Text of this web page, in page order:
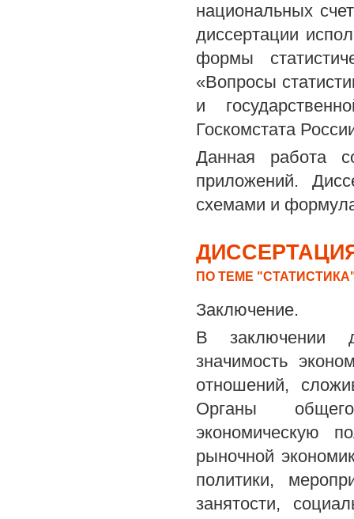
национальных
диссертации
формы
«Вопросы
и
Госкомстата
Данная работа
приложений.
схемами и
ПО ТЕМЕ
Заключение.
В заключении
значимость
отношений,
Органы
экономическую
рыночной
политики,
занятости,